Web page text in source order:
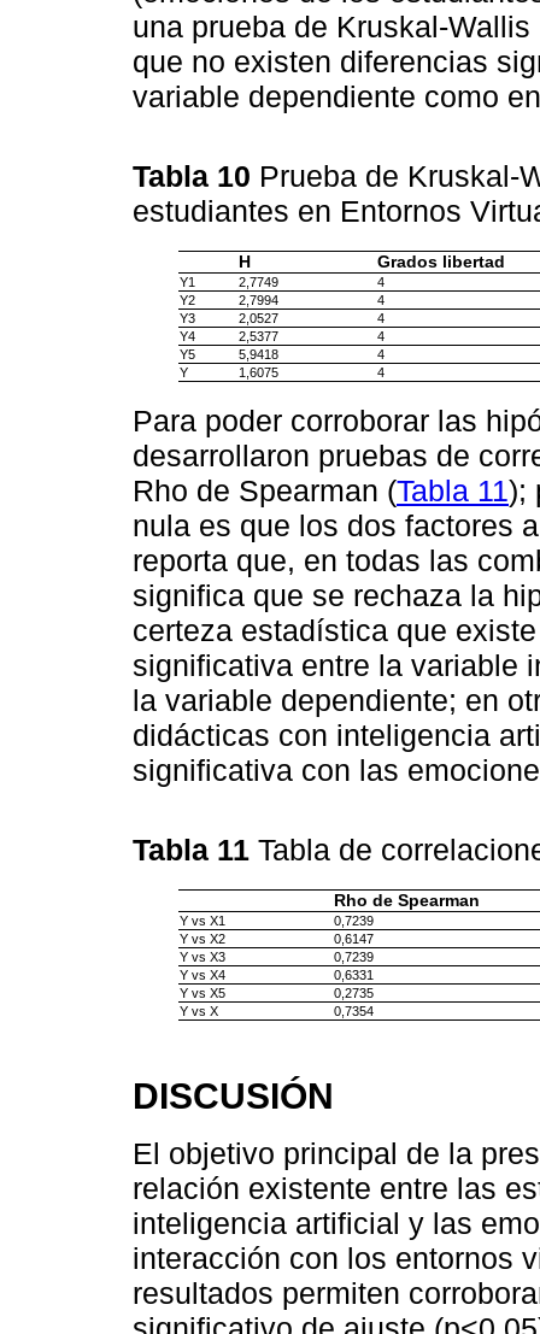
una prueba de Kruskal-
que no existen diferencias
variable dependiente como
Tabla 10 Prueba de Kruskal-
estudiantes en Entornos
H Grados libertad
Y1 2,7749
4
Y2
2,7994
4
Y3
2,0527
4
Y4
2,5377
4
Y5
5,9418
4
Y
1,6075 4
Para poder corroborar las
desarrollaron pruebas de
Rho de Spearman (Tabla 11);
nula es que los dos factores
reporta que, en todas las
significa que se rechaza la
certeza estadística que
significativa entre la variable
la variable dependiente; en
didácticas con inteligencia
significativa con las
Tabla 11 Tabla de
Rho de Spearman
Y vs X1
0,7239
Y vs X2
0,6147
Y vs X3
0,7239
Y vs X4
0,6331
Y vs X5
0,2735
Y vs X
0,7354
DISCUSIÓN
El objetivo principal de la
relación existente entre las
inteligencia artificial y las
interacción con los entornos
resultados permiten